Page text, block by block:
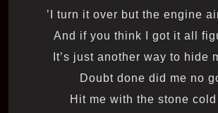
I turn it over but the engine
And if you think I got it all
It’s just another way to hide
Doubt done did me no
Hit me with the stone